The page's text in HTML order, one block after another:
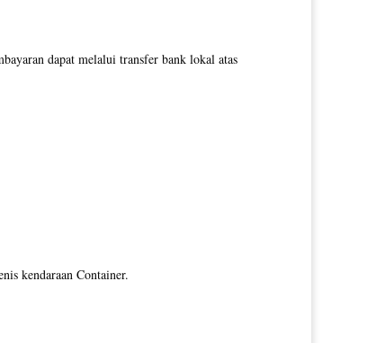
dapat melalui transfer bank lokal atas
kendaraan Container.